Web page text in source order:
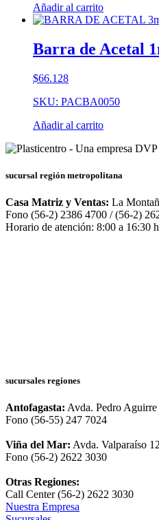
Añadir al carrito
Barra de Acetal
$66.128
SKU: PACBA0050
Añadir al carrito
sucursal región metropolitana
Casa Matriz y Ventas: La
Fono (56-2) 2386 4700 / (56-2)
Horario de atención: 8:00 a 16:30
sucursales regiones
Antofagasta: Avda. Pedro
Fono (56-55) 247 7024
Viña del Mar: Avda. Valparaíso
Fono (56-2) 2622 3030
Otras Regiones:
Call Center (56-2) 2622 3030
Nuestra Empresa